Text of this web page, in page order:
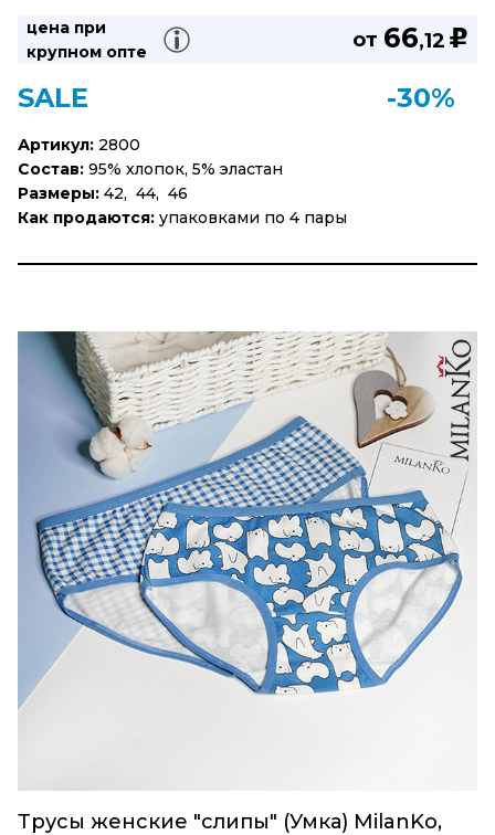
цена при
крупном опте
от 66,12 u
SALE -30%
Артикул: 2800
Состав: 95% хлопок, 5% эластан
Размеры: 42, 44, 46
Как продаются: упаковками по 4 пары
Трусы женские "слипы" (Умка) MilanKo,